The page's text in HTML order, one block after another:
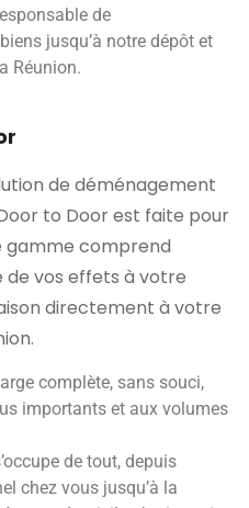
de
jusqu’à notre dépôt et
Réunion.
de déménagement
to Door est faite pour
gamme comprend
de vos effets à votre
directement à votre
complète, sans souci,
importants et aux volumes
de tout, depuis
chez vous jusqu’à la